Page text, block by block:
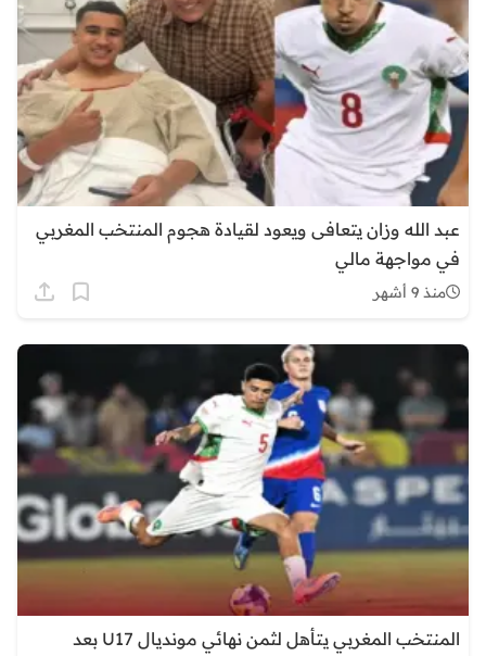
عبد الله وزان يتعافى ويعود لقيادة هجوم المنتخب المغربي
في مواجهة مالي
منذ 9 أشهر
المنتخب المغربي يتأهل لثمن نهائي مونديال U17 بعد